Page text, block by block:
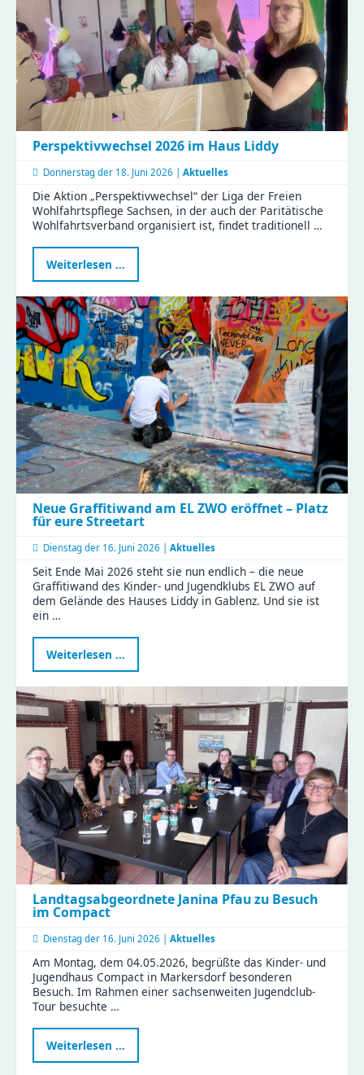
Perspektivwechsel 2026 im Haus Liddy
Donnerstag der 18. Juni 2026 | Aktuelles
Die Aktion „Perspektivwechsel“ der Liga der Freien
Wohlfahrtspflege Sachsen, in der auch der Paritätische
Wohlfahrtsverband organisiert ist, findet traditionell …
Weiterlesen …
2026
im
Haus
Liddy
Neue Graffitiwand am EL ZWO eröffnet – Platz
für eure Streetart
Dienstag der 16. Juni 2026 | Aktuelles
Seit Ende Mai 2026 steht sie nun endlich – die neue
Graffitiwand des Kinder- und Jugendklubs EL ZWO auf
dem Gelände des Hauses Liddy in Gablenz. Und sie ist
ein …
Weiterlesen …
Graffitiwand
am
ZWO
eröffnet
–
Platz
für
eure
Streetart
Landtagsabgeordnete Janina Pfau zu Besuch
im Compact
Dienstag der 16. Juni 2026 | Aktuelles
Am Montag, dem 04.05.2026, begrüßte das Kinder- und
Jugendhaus Compact in Markersdorf besonderen
Besuch. Im Rahmen einer sachsenweiten Jugendclub-
Tour besuchte …
Weiterlesen …
Janina